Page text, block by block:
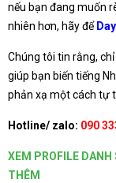
nếu bạn đang muốn
nhiên hơn, hãy để
Chúng tôi tin rằng,
giúp bạn biến tiếng
phản xạ một cách tự
Hotline/ zalo: 090
XEM PROFILE
THÊM